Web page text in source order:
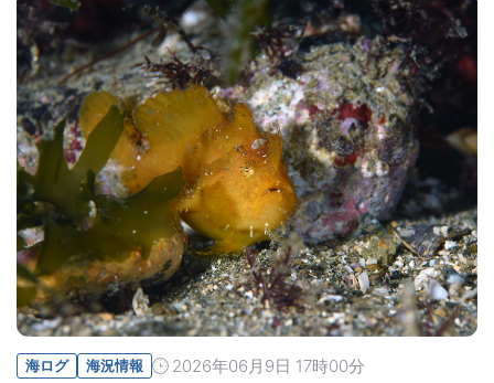
海ログ 海況情報 2026年06月9日 17時00分